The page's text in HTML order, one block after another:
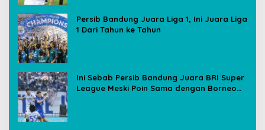
Persib Bandung Juara Liga 1, Ini Juara Liga
1 Dari Tahun ke Tahun
Ini Sebab Persib Bandung Juara BRI Super
League Meski Poin Sama dengan Borneo